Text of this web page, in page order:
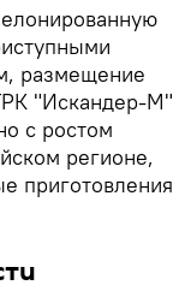
размещение
"Искандер-М"
с ростом
регионе,
приготовления